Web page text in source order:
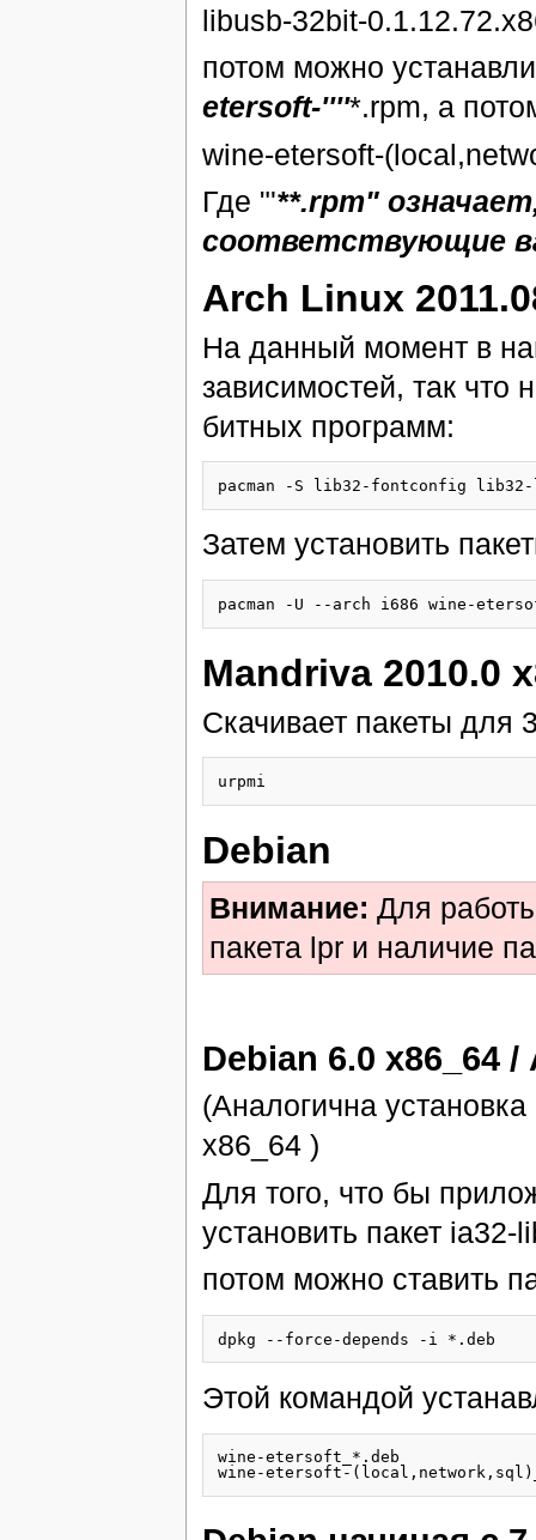
libusb-32bit-
потом можно
etersoft-''''*.rpm, а
wine-etersoft-
Где "'**.rpm"
соответствующие
Arch Linux
На данный момент в
зависимостей, так что
битных программ:
pacman -S lib32-fontconfig
Затем установить
pacman -U --arch i686 wine-
Mandriva 2010.0
Скачивает пакеты для
Debian
Внимание: Для
пакета lpr и наличие
Debian 6.0 х86_64
(Аналогична
x86_64 )
Для того, что бы
установить пакет ia32-
потом можно ставить
Этой командой
wine-etersoft_*.deb